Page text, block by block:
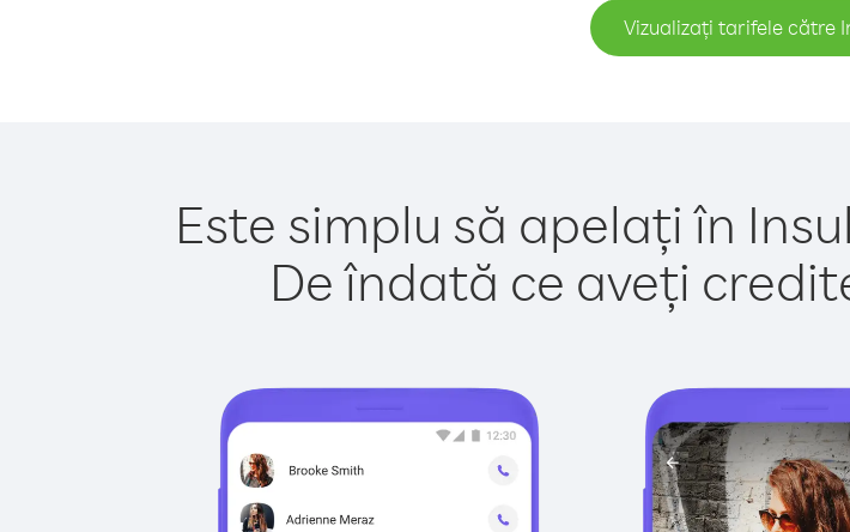
Vizualizați tarifele către
Este simplu să apelați în
De îndată ce aveți